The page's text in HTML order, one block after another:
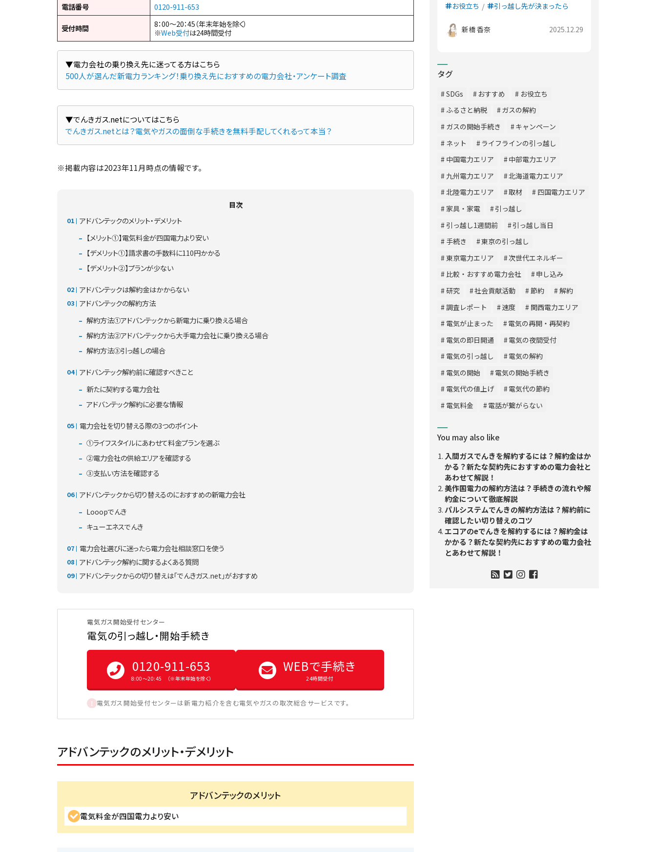
電話番号
0120-911-653
受付時間
8：00～20：45（年末年始を除く）
※Web受付は24時間受付
500人が選んだ新電力ランキング！乗り換え先におすすめの電力会社・アンケート調査
でんきガス.netとは？電気やガスの面倒な手続きを無料手配してくれるって本当？
※掲載内容は2023年11月時点の情報です。
目次
アドバンテックのメリット・デメリット
【メリット①】電気料金が四国電力より安い
【デメリット①】請求書の手数料に110円かかる
【デメリット②】プランが少ない
アドバンテックは解約金はかからない
アドバンテックの解約方法
解約方法①アドバンテックから新電力に乗り換える場合
解約方法②アドバンテックから大手電力会社に乗り換える場合
解約方法③引っ越しの場合
アドバンテック解約前に確認すべきこと
新たに契約する電力会社
アドバンテック解約に必要な情報
電力会社を切り替える際の3つのポイント
①ライフスタイルにあわせて料金プランを選ぶ
②電力会社の供給エリアを確認する
③支払い方法を確認する
アドバンテックから切り替えるのにおすすめの新電力会社
Looopでんき
キューエネスでんき
電力会社選びに迷ったら電力会社相談窓口を使う
アドバンテック解約に関するよくある質問
アドバンテックからの切り替えは「でんきガス.net」がおすすめ
電気ガス開始受付センター
電気の引っ越し・開始手続き
0120-911-653
8:00〜20:45 （※年末年始を除く）
WEBで手続き
24時間受付
電気ガス開始受付センターは新電力紹介を含む電気やガスの取次総合サービスです。
アドバンテックのメリット・デメリット
アドバンテックのメリット
電気料金が四国電力より安い
お役立ち 引っ越し先が決まったら
新橋 香奈 2025.12.29
タグ
SDGs おすすめ
お役立ち
ふるさと納税
ガスの解約
ガスの開始手続き
キャンペーン
ネット
ライフラインの引っ越し
中国電力エリア
中部電力エリア
九州電力エリア
北海道電力エリア
北陸電力エリア
取材
四国電力エリア
家具・家電
引っ越し
引っ越し1週間前
引っ越し当日
手続き
東京の引っ越し
東京電力エリア
次世代エネルギー
比較・おすすめ電力会社
申し込み
研究
社会貢献活動 節約
解約
調査レポート
速度
関西電力エリア
電気が止まった
電気の再開・再契約
電気の即日開通
電気の夜間受付
電気の引っ越し
電気の解約
電気の開始
電気の開始手続き
電気代の値上げ
電気代の節約
電気料金
電話が繋がらない
You may also like
入間ガスでんきを解約するには？解約金はか
かる？新たな契約先におすすめの電力会社と
あわせて解説！
美作国電力の解約方法は？手続きの流れや解
約金について徹底解説
パルシステムでんきの解約方法は？解約前に
確認したい切り替えのコツ
エコアのeでんきを解約するには？解約金は
かかる？新たな契約先におすすめの電力会社
とあわせて解説！